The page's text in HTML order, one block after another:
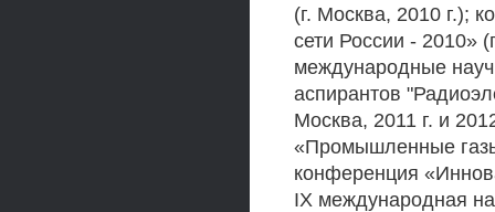
(г. Москва, 2010 г.);
сети России - 2010»
международные
аспирантов
Москва, 2011 г. и
«Промышленные
конференция
IX международная